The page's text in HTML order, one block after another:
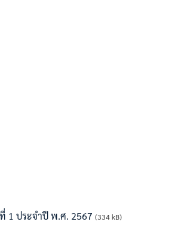
1 ประจำปี พ.ศ. 2567 (334 kB)